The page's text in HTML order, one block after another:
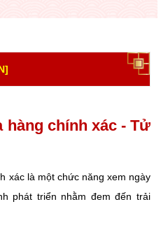
hàng chính xác - Tử
xác là một chức năng xem ngày
phát triển nhằm đem đến trải